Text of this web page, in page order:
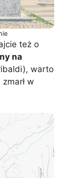
też o
na
warto
w